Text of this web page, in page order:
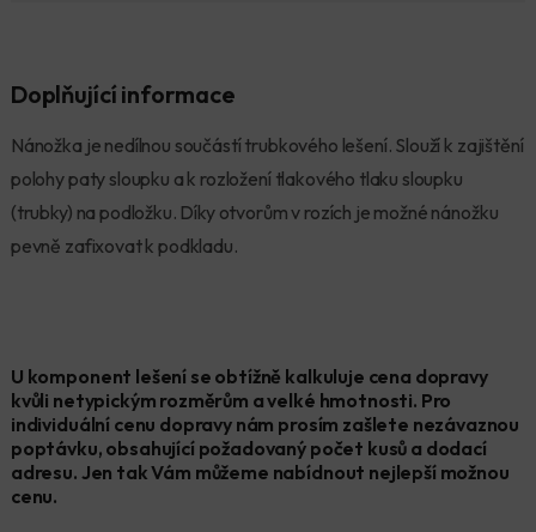
Doplňující informace
Nánožka je nedílnou součástí trubkového lešení. Slouží k zajištění
polohy paty sloupku a k rozložení tlakového tlaku sloupku
(trubky) na podložku. Díky otvorům v rozích je možné nánožku
pevně zafixovat k podkladu.
U komponent lešení se obtížně kalkuluje cena dopravy
kvůli netypickým rozměrům a velké hmotnosti. Pro
individuální cenu dopravy nám prosím zašlete nezávaznou
poptávku, obsahující požadovaný počet kusů a dodací
adresu. Jen tak Vám můžeme nabídnout nejlepší možnou
cenu.